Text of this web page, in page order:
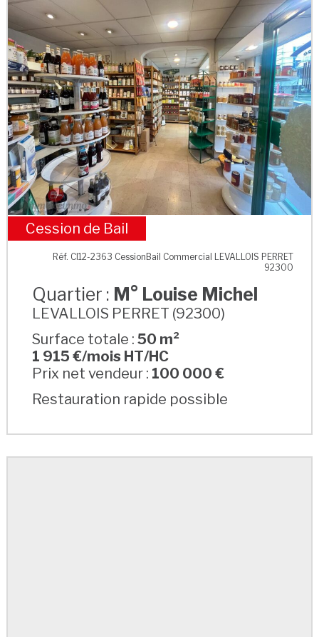
M° Louise Michel
Cession de Bail
Réf. CI12-2363 CessionBail Commercial LEVALLOIS PERRET
92300
Quartier : M° Louise Michel
LEVALLOIS PERRET (92300)
Surface totale :50 m²
1 915 €/mois HT/HC
Prix net vendeur : 100 000 €
Restauration rapide possible